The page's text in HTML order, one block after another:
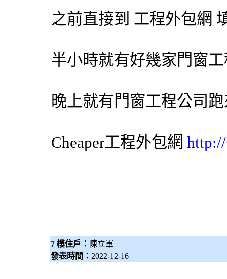
之前直接到 工程外包網
半小時就有好幾家門窗
晚上就有門窗工程公司
Cheaper工程外包網
7 樓住戶： 陳立軍
發表時間： 2022-12-16